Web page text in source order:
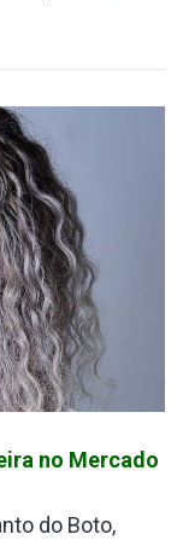
no Mercado
do Boto,